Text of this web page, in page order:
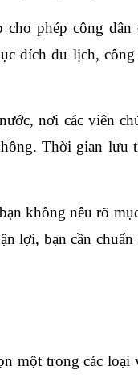
phép công dân
đích du lịch, công
nơi các viên
Thời gian lưu
không nêu rõ
lợi, bạn cần chuẩn
một trong các loại